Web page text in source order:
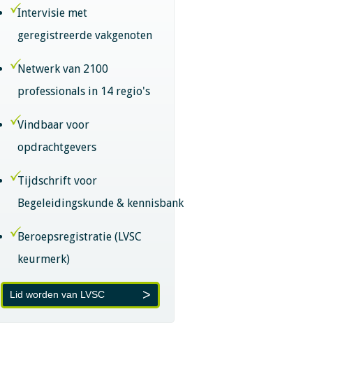
Intervisie met
geregistreerde vakgenoten
Netwerk van 2100
professionals in 14 regio's
Vindbaar voor
opdrachtgevers
Tijdschrift voor
Begeleidingskunde & kennisbank
Beroepsregistratie (LVSC
keurmerk)
Lid worden van LVSC